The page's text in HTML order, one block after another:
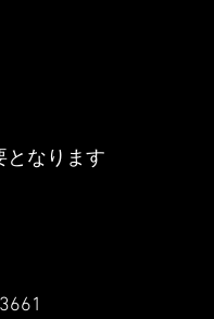
なります